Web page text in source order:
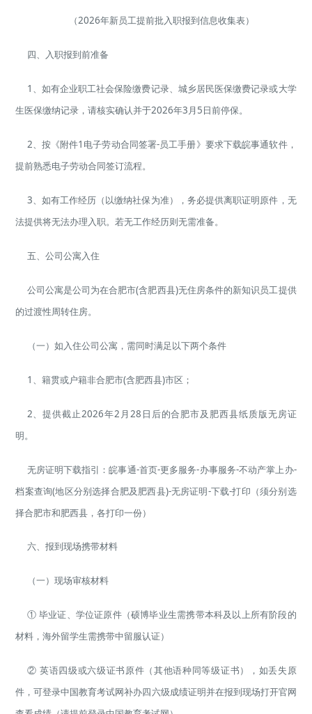
（2026年新员工提前批入职报到信息收集表）
四、入职报到前准备
1、如有企业职工社会保险缴费记录、城乡居民医保缴费记录或大学
生医保缴纳记录，请核实确认并于2026年3月5日前停保。
2、按《附件1电子劳动合同签署-员工手册》要求下载皖事通软件，
提前熟悉电子劳动合同签订流程。
3、如有工作经历（以缴纳社保为准），务必提供离职证明原件，无
法提供将无法办理入职。若无工作经历则无需准备。
五、公司公寓入住
公司公寓是公司为在合肥市(含肥西县)无住房条件的新知识员工提供
的过渡性周转住房。
（一）如入住公司公寓，需同时满足以下两个条件
1、籍贯或户籍非合肥市(含肥西县)市区；
2、提供截止2026年2月28日后的合肥市及肥西县纸质版无房证
明。
无房证明下载指引：皖事通-首页-更多服务-办事服务-不动产掌上办-
档案查询(地区分别选择合肥及肥西县)-无房证明-下载-打印（须分别选
择合肥市和肥西县，各打印一份）
六、报到现场携带材料
（一）现场审核材料
① 毕业证、学位证原件（硕博毕业生需携带本科及以上所有阶段的
材料，海外留学生需携带中留服认证）
② 英语四级或六级证书原件（其他语种同等级证书），如丢失原
件，可登录中国教育考试网补办四六级成绩证明并在报到现场打开官网